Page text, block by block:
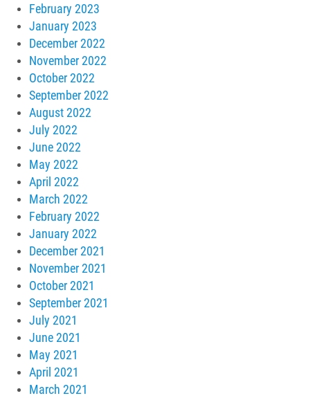
February 2023
January 2023
December 2022
November 2022
October 2022
September 2022
August 2022
July 2022
June 2022
May 2022
April 2022
March 2022
February 2022
January 2022
December 2021
November 2021
October 2021
September 2021
July 2021
June 2021
May 2021
April 2021
March 2021